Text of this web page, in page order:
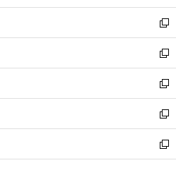
開
く
ウ
で
開
く
ン
ド
ウ
で
開
く
ウ
ィ
ン
ド
ウ
で
開
く
新
し
い
ウ
ィ
ン
ド
ウ
で
開
新
し
い
ウ
ィ
ン
ド
ウ
新
し
い
ウ
ィ
ン
新
し
い
ウ
新
し